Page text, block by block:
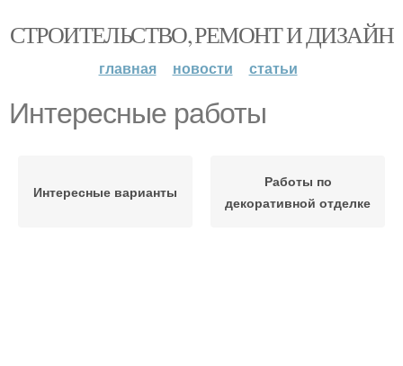
СТРОИТЕЛЬСТВО, РЕМОНТ И ДИЗАЙН
главная новости статьи
Интересные работы
Интересные варианты
Работы по
декоративной отделке